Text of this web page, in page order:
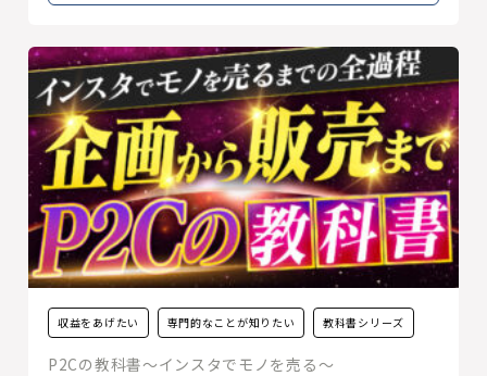
収益をあげたい 専門的なことが知りたい 教科書シリーズ
P2Cの教科書〜インスタでモノを売る〜